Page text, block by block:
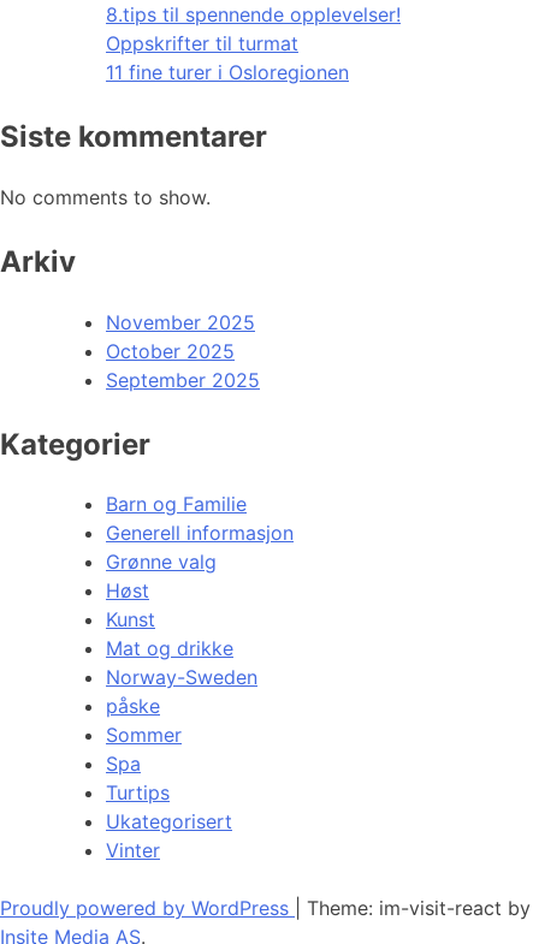
8.tips til spennende opplevelser!
Oppskrifter til turmat
11 fine turer i Osloregionen
Siste kommentarer
No comments to show.
Arkiv
November 2025
October 2025
September 2025
Kategorier
Barn og Familie
Generell informasjon
Grønne valg
Høst
Kunst
Mat og drikke
Norway-Sweden
påske
Sommer
Spa
Turtips
Ukategorisert
Vinter
Proudly powered by WordPress
Theme: im-visit-react by
Insite Media AS.